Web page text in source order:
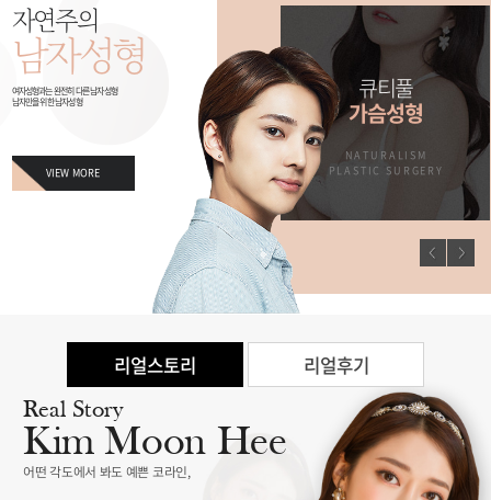
남자만을 위한
남자성형
NATURALISM
PLASTIC SURGERY
큐티풀
가슴성형
NATURALISM
PLASTIC SURGERY
자연주의
남자성형
여자성형과는 완전히 다른 남자성형
남자만을 위한 남자성형
VIEW MORE
리얼스토리 리얼후기
Real Story
Kim Moon Hee
어떤 각도에서 봐도 예쁜 코라인,